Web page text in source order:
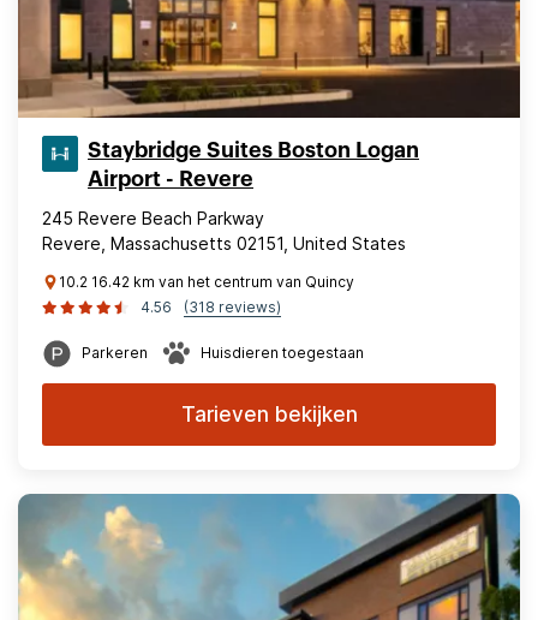
Staybridge Suites Boston Logan
Airport - Revere
245 Revere Beach Parkway
Revere, Massachusetts 02151, United States
10.2 16.42 km van het centrum van Quincy
4.56
(318 reviews)
Parkeren Huisdieren toegestaan
Tarieven bekijken